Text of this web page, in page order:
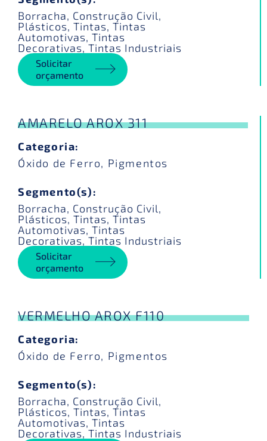
Borracha, Construção Civil,
Plásticos, Tintas, Tintas
Automotivas, Tintas
Decorativas, Tintas Industriais
Solicitar
orçamento
AMARELO AROX 311
Categoria:
Óxido de Ferro, Pigmentos
Segmento(s):
Borracha, Construção Civil,
Plásticos, Tintas, Tintas
Automotivas, Tintas
Decorativas, Tintas Industriais
Solicitar
orçamento
VERMELHO AROX F110
Categoria:
Óxido de Ferro, Pigmentos
Segmento(s):
Borracha, Construção Civil,
Plásticos, Tintas, Tintas
Automotivas, Tintas
Decorativas, Tintas Industriais